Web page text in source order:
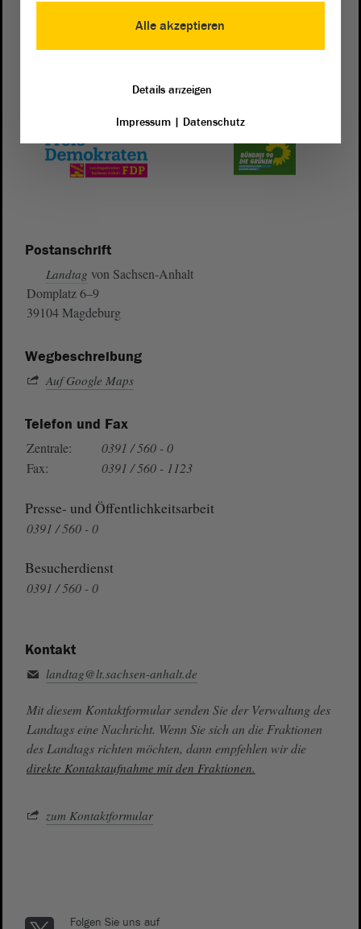
Postanschrift
Landtag von Sachsen-Anhalt
Domplatz 6–9
39104 Magdeburg
Wegbeschreibung
Auf Google Maps
Telefon und Fax
Zentrale:
0391 / 560 - 0
Fax:
0391 / 560 - 1123
Presse- und Öffentlichkeitsarbeit
0391 / 560 - 0
Besucherdienst
0391 / 560 - 0
Kontakt
landtag@lt.sachsen-anhalt.de
Mit diesem Kontaktformular senden Sie der Verwaltung des
Landtags eine Nachricht. Wenn Sie sich an die Fraktionen
des Landtags richten möchten, dann empfehlen wir die
direkte Kontaktaufnahme mit den Fraktionen.
zum Kontaktformular
Folgen Sie uns auf
Alle akzeptieren
Details anzeigen
Impressum| Datenschutz